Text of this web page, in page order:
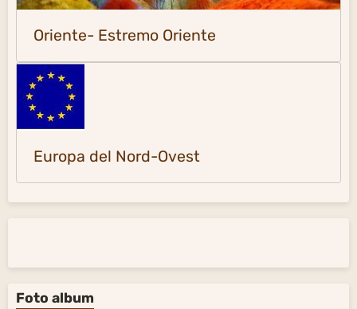
Oriente- Estremo Oriente
Europa del Nord-Ovest
Foto album